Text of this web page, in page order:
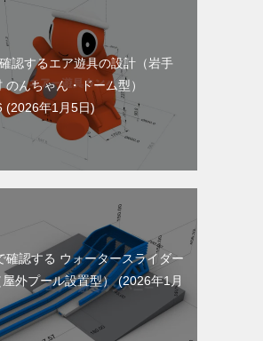
認するエア遊具の設計（岩手
のんちゃん・ドーム型）
2026年1月5日
確認する ウォータースライダー
外プール設置型） 2026年1月